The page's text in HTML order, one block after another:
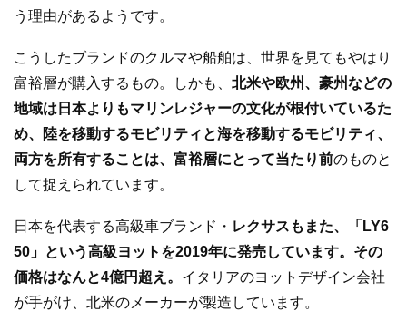
う理由があるようです。
こうしたブランドのクルマや船舶は、世界を見てもやはり
富裕層が購入するもの。しかも、 北米や欧州、豪州などの
地域は日本よりもマリンレジャーの文化が根付いているた
め、陸を移動するモビリティと海を移動するモビリティ、
両方を所有することは、富裕層にとって当たり前のものと
して捉えられています。
日本を代表する高級車ブランド・ レクサスもまた、「LY6
50」という高級ヨットを2019年に発売しています。その
価格はなんと4億円超え。 イタリアのヨットデザイン会社
が手がけ、北米のメーカーが製造しています。